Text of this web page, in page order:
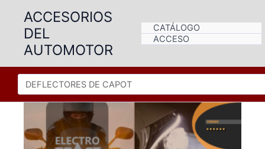
contenido
ACCESORIOS
DEL
AUTOMOTOR
CATÁLOGO
ACCESO